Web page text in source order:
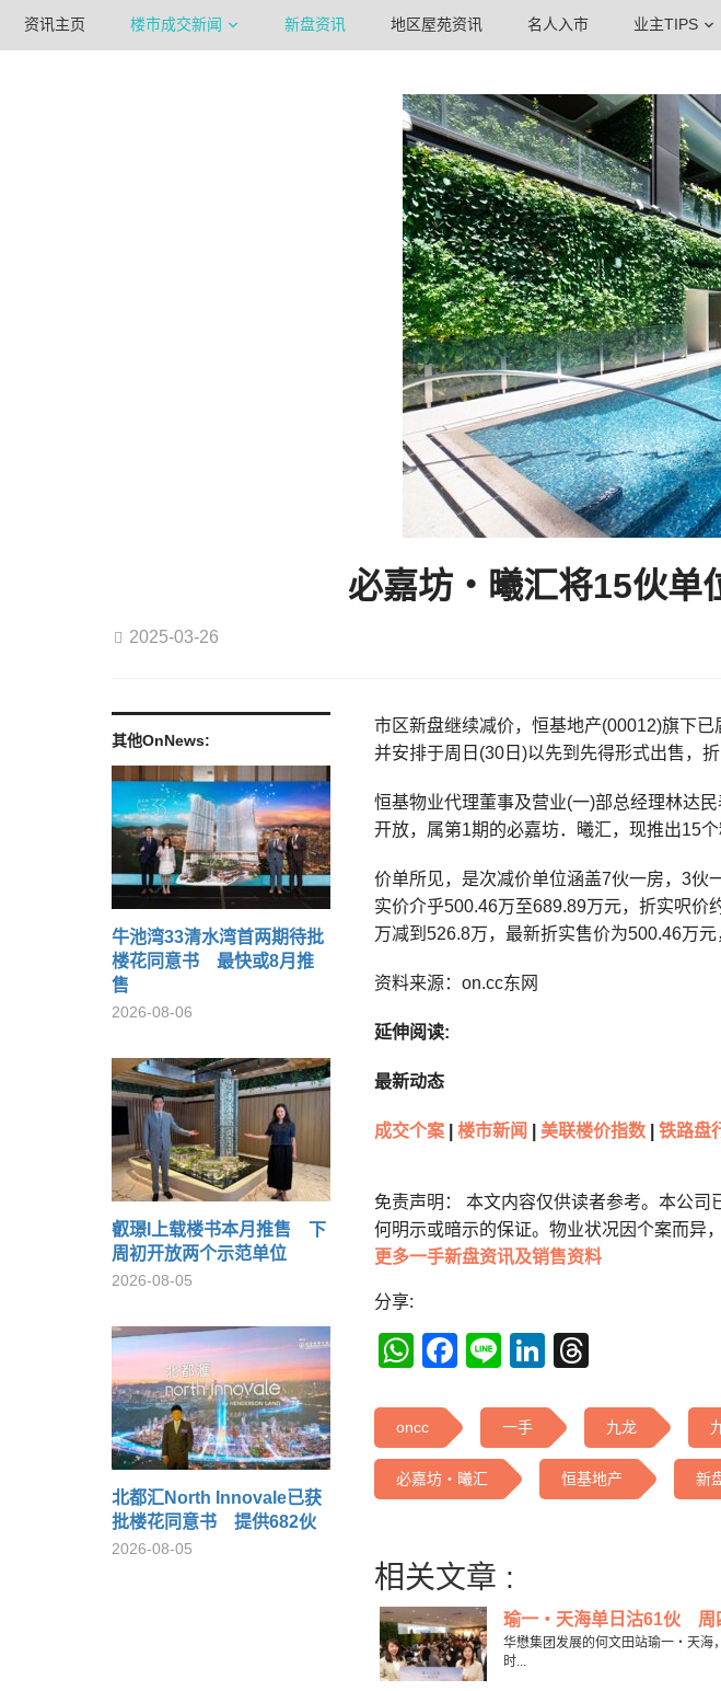
资讯主页 楼市成交新闻 新盘资讯 地区屋苑资讯 名人入市 业主TIPS
必嘉坊‧曦汇将15伙单
2025-03-26
其他OnNews:
牛池湾33清水湾首两期待批
楼花同意书 最快或8月推
售
2026-08-06
叡璟I上载楼书本月推售 下
周初开放两个示范单位
2026-08-05
北都汇North Innovale已获
批楼花同意书 提供682伙
2026-08-05
市区新盘继续减价，恒基地产(00012)旗下已
并安排于周日(30日)以先到先得形式出售，
恒基物业代理董事及营业(一)部总经理林达
开放，属第1期的必嘉坊．曦汇，现推出15
价单所见，是次减价单位涵盖7伙一房，3伙
实价介乎500.46万至689.89万元，折实呎价
万减到526.8万，最新折实售价为500.46万元
资料来源：on.cc东网
延伸阅读:
最新动态
成交个案 楼市新闻 美联楼价指数 铁路盘
免责声明： 本文内容仅供读者参考。本公
何明示或暗示的保证。物业状况因个案而异
更多一手新盘资讯及销售资料
分享:
WhatsApp
Facebook
LineLinkedIn
oncc 一手 九龙
必嘉坊‧曦汇 恒基地产 新
相关文章 :
瑜一‧天海单日沽61伙 周
华懋集团发展的何文田站瑜一‧天海
时...